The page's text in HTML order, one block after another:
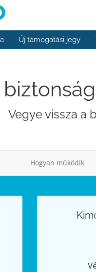
Új támogatási jegy
Vegye vissza a
Hogyan működik